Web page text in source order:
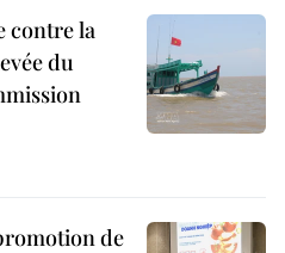
contre la
du
de